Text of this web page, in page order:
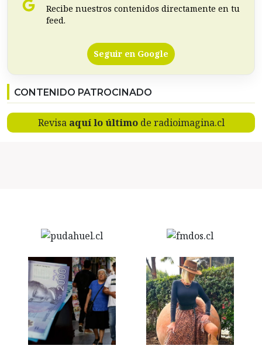
Recibe nuestros contenidos directamente en tu
feed.
Seguir en Google
CONTENIDO PATROCINADO
Revisa aquí lo últimode radioimagina.cl